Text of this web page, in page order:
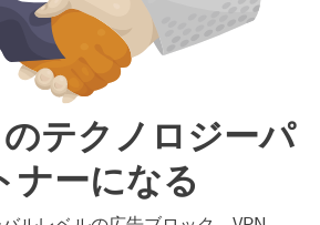
テクノロジーパ
ナーになる